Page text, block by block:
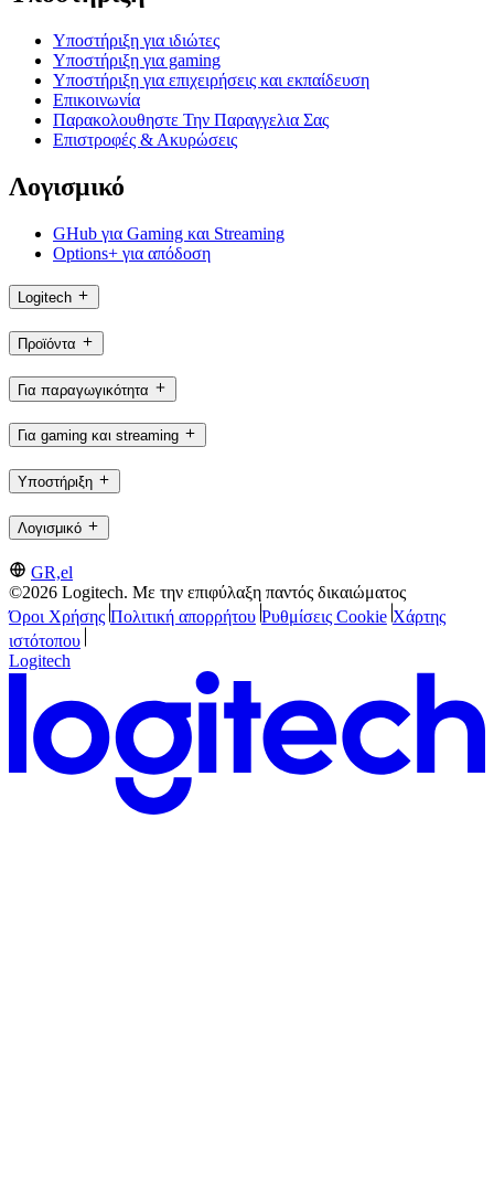
Υποστήριξη για ιδιώτες
Υποστήριξη για gaming
Υποστήριξη για επιχειρήσεις και εκπαίδευση
Επικοινωνία
Παρακολουθηστε Την Παραγγελια Σας
Επιστροφές & Ακυρώσεις
Λογισμικό
GHub για Gaming και Streaming
Options+ για απόδοση
Logitech
Προϊόντα
Για παραγωγικότητα
Για gaming και streaming
Υποστήριξη
Λογισμικό
GR,el
©2026 Logitech. Με την επιφύλαξη παντός δικαιώματος
Όροι Χρήσης Πολιτική απορρήτου Ρυθμίσεις Cookie Χάρτης
ιστότοπου
Logitech